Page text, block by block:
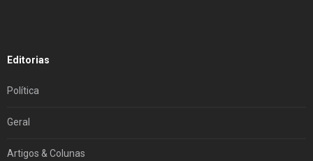
Editorias
Política
Geral
Artigos & Colunas